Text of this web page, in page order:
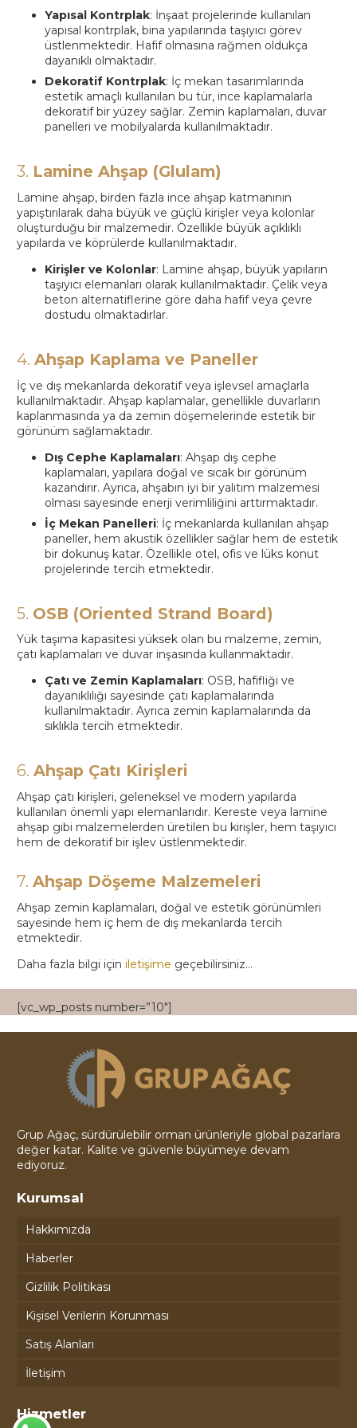
Yapısal Kontrplak: İnşaat projelerinde kullanılan
yapısal kontrplak, bina yapılarında taşıyıcı görev
üstlenmektedir. Hafif olmasına rağmen oldukça
dayanıklı olmaktadır.
Dekoratif Kontrplak: İç mekan tasarımlarında
estetik amaçlı kullanılan bu tür, ince kaplamalarla
dekoratif bir yüzey sağlar. Zemin kaplamaları, duvar
panelleri ve mobilyalarda kullanılmaktadır.
3. Lamine Ahşap (Glulam)
Lamine ahşap, birden fazla ince ahşap katmanının
yapıştırılarak daha büyük ve güçlü kirişler veya kolonlar
oluşturduğu bir malzemedir. Özellikle büyük açıklıklı
yapılarda ve köprülerde kullanılmaktadır.
Kirişler ve Kolonlar: Lamine ahşap, büyük yapıların
taşıyıcı elemanları olarak kullanılmaktadır. Çelik veya
beton alternatiflerine göre daha hafif veya çevre
dostudu olmaktadırlar.
4. Ahşap Kaplama ve Paneller
İç ve dış mekanlarda dekoratif veya işlevsel amaçlarla
kullanılmaktadır. Ahşap kaplamalar, genellikle duvarların
kaplanmasında ya da zemin döşemelerinde estetik bir
görünüm sağlamaktadır.
Dış Cephe Kaplamaları: Ahşap dış cephe
kaplamaları, yapılara doğal ve sıcak bir görünüm
kazandırır. Ayrıca, ahşabın iyi bir yalıtım malzemesi
olması sayesinde enerji verimliliğini arttırmaktadır.
İç Mekan Panelleri: İç mekanlarda kullanılan ahşap
paneller, hem akustik özellikler sağlar hem de estetik
bir dokunuş katar. Özellikle otel, ofis ve lüks konut
projelerinde tercih etmektedir.
5. OSB (Oriented Strand Board)
Yük taşıma kapasitesi yüksek olan bu malzeme, zemin,
çatı kaplamaları ve duvar inşasında kullanmaktadır.
Çatı ve Zemin Kaplamaları: OSB, hafifliği ve
dayanıklılığı sayesinde çatı kaplamalarında
kullanılmaktadır. Ayrıca zemin kaplamalarında da
sıklıkla tercih etmektedir.
6. Ahşap Çatı Kirişleri
Ahşap çatı kirişleri, geleneksel ve modern yapılarda
kullanılan önemli yapı elemanlarıdır. Kereste veya lamine
ahşap gibi malzemelerden üretilen bu kirişler, hem taşıyıcı
hem de dekoratif bir işlev üstlenmektedir.
7. Ahşap Döşeme Malzemeleri
Ahşap zemin kaplamaları, doğal ve estetik görünümleri
sayesinde hem iç hem de dış mekanlarda tercih
etmektedir.
Daha fazla bilgi için iletişime geçebilirsiniz…
[vc_wp_posts number=”10″]
Grup Ağaç, sürdürülebilir orman ürünleriyle global pazarlara
değer katar. Kalite ve güvenle büyümeye devam
ediyoruz.
Kurumsal
Hakkımızda
Haberler
Gizlilik Politikası
Kişisel Verilerin Korunması
Satış Alanları
İletişim
Hizmetler